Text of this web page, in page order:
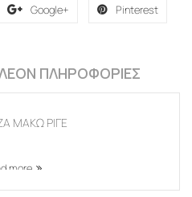
Google+ Pinterest
ΠΛΗΡΟΦΟΡΊΕΣ
ΜΑΚΩ ΡΙΓΕ
more